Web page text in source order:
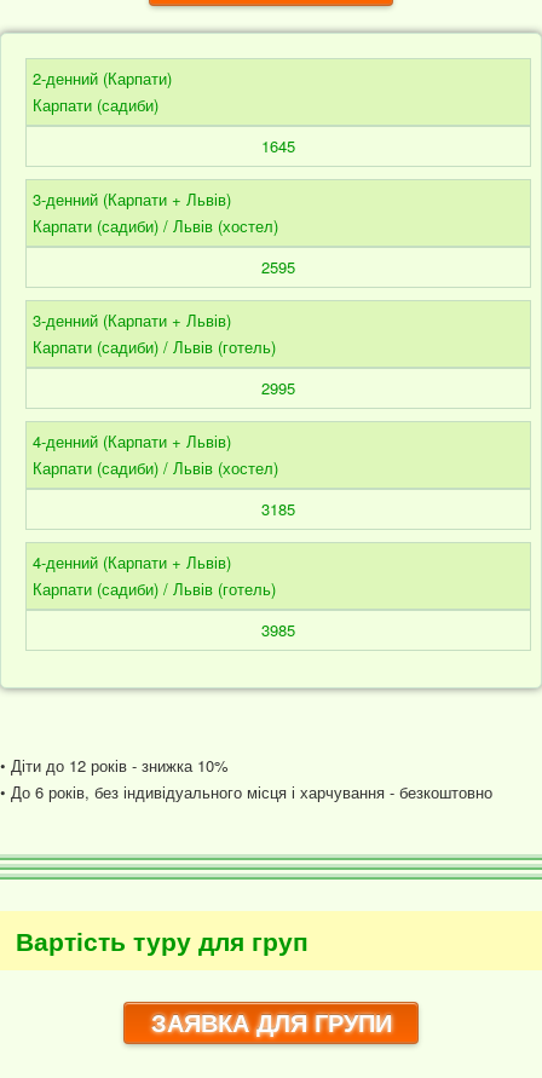
2-денний (Карпати)
Карпати (садиби)
1645
3-денний (Карпати + Львів)
Карпати (садиби) / Львів (хостел)
2595
3-денний (Карпати + Львів)
Карпати (садиби) / Львів (готель)
2995
4-денний (Карпати + Львів)
Карпати (садиби) / Львів (хостел)
3185
4-денний (Карпати + Львів)
Карпати (садиби) / Львів (готель)
3985
• Діти до 12 років - знижка 10%
• До 6 років, без індивідуального місця і харчування - безкоштовно
Вартість туру для груп
ЗАЯВКА ДЛЯ ГРУПИ